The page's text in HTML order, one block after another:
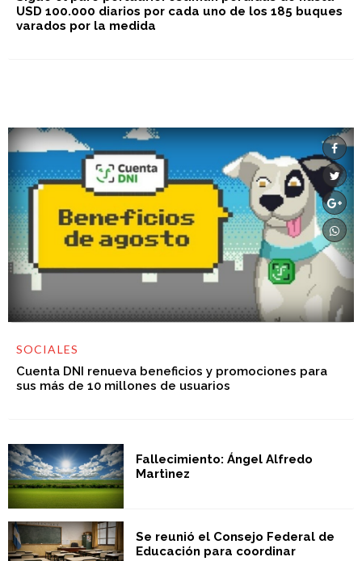
USD 100.000 diarios por cada uno de los 185 buques
varados por la medida
SOCIALES
Cuenta DNI renueva beneficios y promociones para
sus más de 10 millones de usuarios
Fallecimiento: Ángel Alfredo
Martìnez
Se reunió el Consejo Federal de
Educación para coordinar